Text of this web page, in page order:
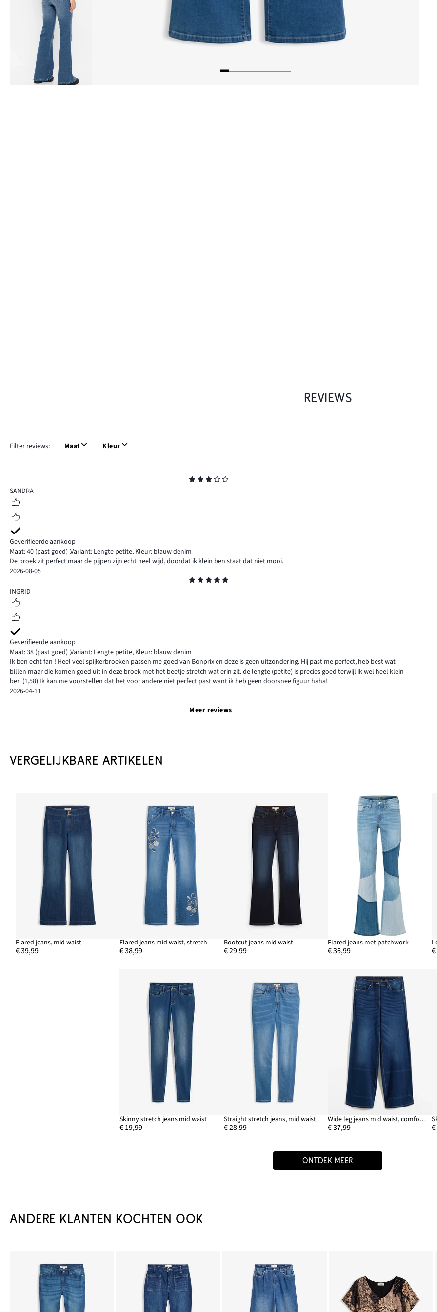
REVIEWS
Filter reviews: Maat Kleur
3
SANDRA
Geverifieerde aankoop
Maat: 40 (past goed) ,Variant: Lengte petite, Kleur: blauw denim
De broek zit perfect maar de pijpen zijn echt heel wijd, doordat ik klein ben staat dat niet mooi.
2026-08-05
5
INGRID
Geverifieerde aankoop
Maat: 38 (past goed) ,Variant: Lengte petite, Kleur: blauw denim
Ik ben echt fan ! Heel veel spijkerbroeken passen me goed van Bonprix en deze is geen uitzondering. Hij past me perfect, heb best wat
billen maar die komen goed uit in deze broek met het beetje stretch wat erin zit. de lengte (petite) is precies goed terwijl ik wel heel klein
ben (1,58) Ik kan me voorstellen dat het voor andere niet perfect past want ik heb geen doorsnee figuur haha!
2026-04-11
Meer reviews
VERGELIJKBARE ARTIKELEN
Flared jeans, mid waist
€ 39,99
Flared jeans mid waist, stretch
€ 38,99
Bootcut jeans mid waist
€ 29,99
Flared jeans met patchwork
€ 36,99
Skinny stretch jeans mid waist
€ 19,99
Straight stretch jeans, mid waist
€ 28,99
Wide leg jeans mid waist, comfortband
€ 37,99
ONTDEK MEER
ANDERE KLANTEN KOCHTEN OOK